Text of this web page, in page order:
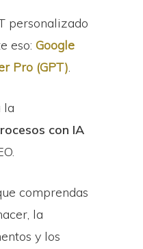
personalizado
eso: Google
Pro (GPT).
la
con IA
comprendas
la
y los